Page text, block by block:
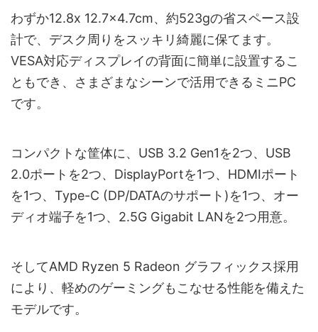
わずか12.8x 12.7x4.7cm、約523gの省スペース設
計で、デスク周りをスッキリ綺麗に保てます。
VESA対応ディスプレイの背面に簡単に設置するこ
ともでき、さまざまなシーンで活用できるミニPC
です。
コンパクトな筐体に、USB 3.2 Gen1を2つ、USB
2.0ポートを2つ、DisplayPortを1つ、HDMIポート
を1つ、Type-C (DP/DATAのサポート)を1つ、オー
ディオ端子を1つ、2.5G Gigabit LANを2つ用意。
そしてAMD Ryzen 5 Radeon グラフィックス採用
により、軽めのゲーミングもこなせる性能を備えた
モデルです。